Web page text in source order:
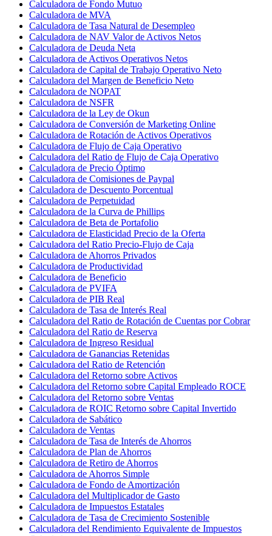
Calculadora de Fondo Mutuo
Calculadora de MVA
Calculadora de Tasa Natural de Desempleo
Calculadora de NAV Valor de Activos Netos
Calculadora de Deuda Neta
Calculadora de Activos Operativos Netos
Calculadora de Capital de Trabajo Operativo Neto
Calculadora del Margen de Beneficio Neto
Calculadora de NOPAT
Calculadora de NSFR
Calculadora de la Ley de Okun
Calculadora de Conversión de Marketing Online
Calculadora de Rotación de Activos Operativos
Calculadora de Flujo de Caja Operativo
Calculadora del Ratio de Flujo de Caja Operativo
Calculadora de Precio Óptimo
Calculadora de Comisiones de Paypal
Calculadora de Descuento Porcentual
Calculadora de Perpetuidad
Calculadora de la Curva de Phillips
Calculadora de Beta de Portafolio
Calculadora de Elasticidad Precio de la Oferta
Calculadora del Ratio Precio-Flujo de Caja
Calculadora de Ahorros Privados
Calculadora de Productividad
Calculadora de Beneficio
Calculadora de PVIFA
Calculadora de PIB Real
Calculadora de Tasa de Interés Real
Calculadora del Ratio de Rotación de Cuentas por Cobrar
Calculadora del Ratio de Reserva
Calculadora de Ingreso Residual
Calculadora de Ganancias Retenidas
Calculadora del Ratio de Retención
Calculadora del Retorno sobre Activos
Calculadora del Retorno sobre Capital Empleado ROCE
Calculadora del Retorno sobre Ventas
Calculadora de ROIC Retorno sobre Capital Invertido
Calculadora de Sabático
Calculadora de Ventas
Calculadora de Tasa de Interés de Ahorros
Calculadora de Plan de Ahorros
Calculadora de Retiro de Ahorros
Calculadora de Ahorros Simple
Calculadora de Fondo de Amortización
Calculadora del Multiplicador de Gasto
Calculadora de Impuestos Estatales
Calculadora de Tasa de Crecimiento Sostenible
Calculadora del Rendimiento Equivalente de Impuestos